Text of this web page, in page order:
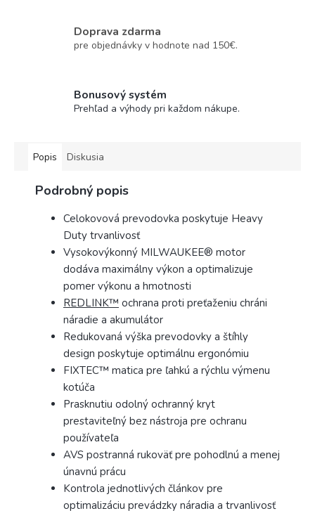
Doprava zdarma
pre objednávky v hodnote nad 150€.
Bonusový systém
Prehľad a výhody pri každom nákupe.
Popis Diskusia
Podrobný popis
Celokovová prevodovka poskytuje Heavy
Duty trvanlivosť
Vysokovýkonný MILWAUKEE® motor
dodáva maximálny výkon a optimalizuje
pomer výkonu a hmotnosti
REDLINK™ ochrana proti preťaženiu chráni
náradie a akumulátor
Redukovaná výška prevodovky a štíhly
design poskytuje optimálnu ergonómiu
FIXTEC™ matica pre ľahkú a rýchlu výmenu
kotúča
Prasknutiu odolný ochranný kryt
prestaviteľný bez nástroja pre ochranu
používateľa
AVS postranná rukoväť pre pohodlnú a menej
únavnú prácu
Kontrola jednotlivých článkov pre
optimalizáciu prevádzky náradia a trvanlivosť